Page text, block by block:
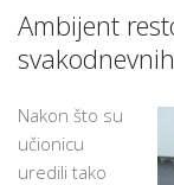
Ambijent
Nakon što su
učionicu
uredili tako